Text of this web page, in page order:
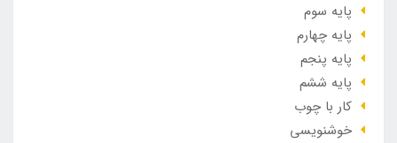
پایه سوم
پایه چهارم
پایه پنجم
پایه ششم
کار با چوب
خوشنویسی